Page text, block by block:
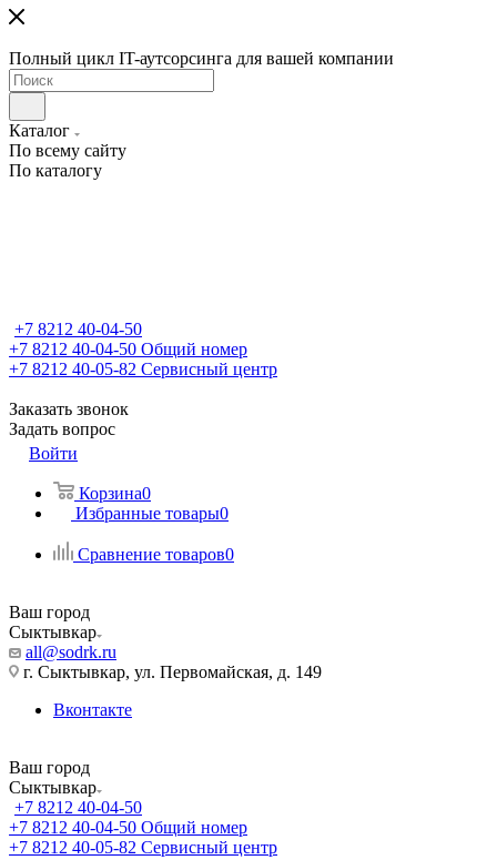
Полный цикл IT-аутсорсинга для вашей компании
Каталог
По всему сайту
По каталогу
+7 8212 40-04-50
+7 8212 40-04-50 Общий номер
+7 8212 40-05-82 Сервисный центр
Заказать звонок
Задать вопрос
Войти
Корзина0
Избранные товары0
Сравнение товаров0
Ваш город
Сыктывкар
all@sodrk.ru
г. Сыктывкар, ул. Первомайская, д. 149
Вконтакте
Ваш город
Сыктывкар
+7 8212 40-04-50
+7 8212 40-04-50 Общий номер
+7 8212 40-05-82 Сервисный центр